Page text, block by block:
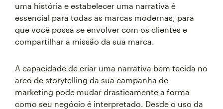
uma história e estabelecer uma narrativa é
essencial para todas as marcas modernas, para
que você possa se envolver com os clientes e
compartilhar a missão da sua marca.
A capacidade de criar uma narrativa bem tecida no
arco de storytelling da sua campanha de
marketing pode mudar drasticamente a forma
como seu negócio é interpretado. Desde o uso da